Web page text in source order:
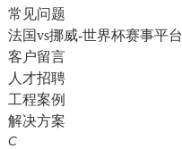
常见问题
法国vs挪威-世界杯赛事平台
客户留言
人才招聘
工程案例
解决方案
C